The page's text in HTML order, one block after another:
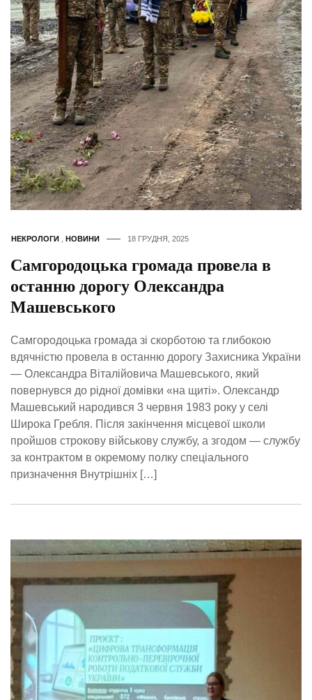
НЕКРОЛОГИ НОВИНИ 18 ГРУДНЯ, 2025
Самгородоцька громада провела в
останню дорогу Олександра
Машевського
Самгородоцька громада зі скорботою та глибокою
вдячністю провела в останню дорогу Захисника України
— Олександра Віталійовича Машевського, який
повернувся до рідної домівки «на щиті». Олександр
Машевський народився 3 червня 1983 року у селі
Широка Гребля. Після закінчення місцевої школи
пройшов строкову військову службу, а згодом — службу
за контрактом в окремому полку спеціального
призначення Внутрішніх […]